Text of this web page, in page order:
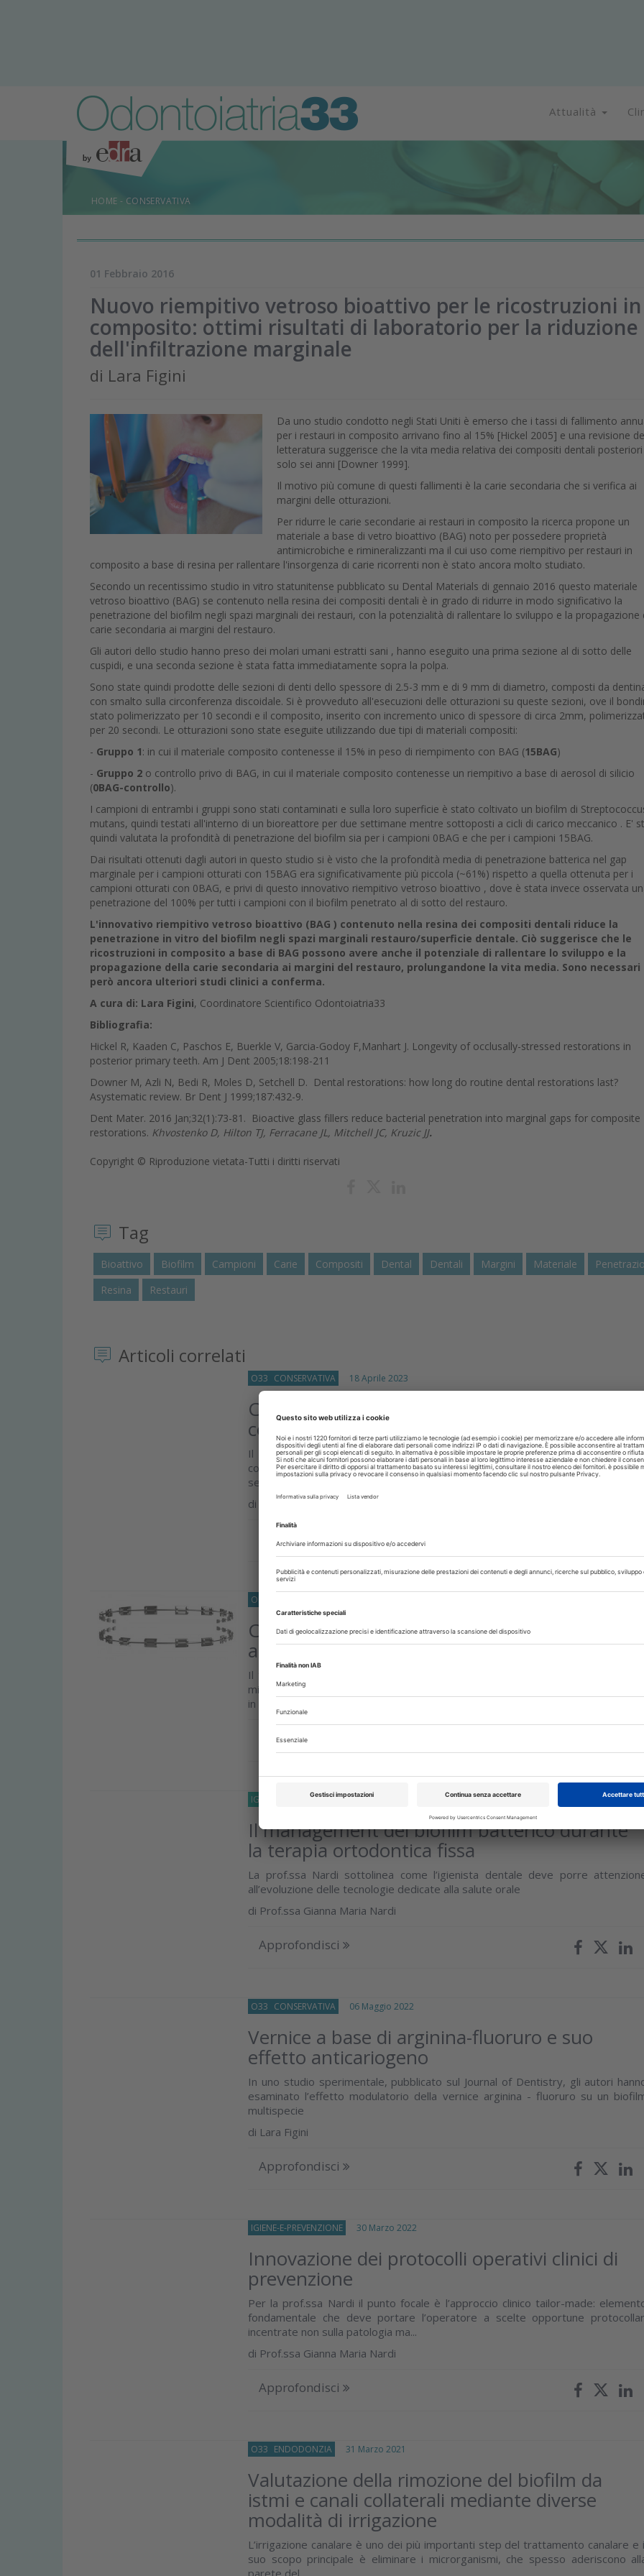
Attualità
HOME - CONSERVATIVA
01 Febbraio 2016
Nuovo riempitivo vetroso bioattivo per le ricostruzioni in
composito: ottimi risultati di laboratorio per la riduzione
dell'infiltrazione marginale
di Lara Figini
Da uno studio condotto negli Stati Uniti è emerso che i tassi di fallimento
per i restauri in composito arrivano fino al 15% [Hickel 2005] e una revisione
letteratura suggerisce che la vita media relativa dei compositi dentali
solo sei anni [Downer 1999].
Il motivo più comune di questi fallimenti è la carie secondaria che si verifica ai
margini delle otturazioni.
Per ridurre le carie secondarie ai restauri in composito la ricerca propone un
materiale a base di vetro bioattivo (BAG) noto per possedere proprietà
antimicrobiche e rimineralizzanti ma il cui uso come riempitivo per restauri in
composito a base di resina per rallentare l'insorgenza di carie ricorrenti non è stato ancora molto studiato.
Secondo un recentissimo studio in vitro statunitense pubblicato su Dental Materials di gennaio 2016 questo materiale
vetroso bioattivo (BAG) se contenuto nella resina dei compositi dentali è in grado di ridurre in modo significativo la
penetrazione del biofilm negli spazi marginali dei restauri, con la potenzialità di rallentare lo sviluppo e la propagazione
carie secondaria ai margini del restauro.
Gli autori dello studio hanno preso dei molari umani estratti sani , hanno eseguito una prima sezione al di sotto delle
cuspidi, e una seconda sezione è stata fatta immediatamente sopra la polpa.
Sono state quindi prodotte delle sezioni di denti dello spessore di 2.5-3 mm e di 9 mm di diametro, composti da
con smalto sulla circonferenza discoidale. Si è provveduto all'esecuzioni delle otturazioni su queste sezioni, ove il
stato polimerizzato per 10 secondi e il composito, inserito con incremento unico di spessore di circa 2mm,
per 20 secondi. Le otturazioni sono state eseguite utilizzando due tipi di materiali compositi:
- Gruppo 1: in cui il materiale composito contenesse il 15% in peso di riempimento con BAG (15BAG)
- Gruppo 2 o controllo privo di BAG, in cui il materiale composito contenesse un riempitivo a base di aerosol di silicio
(0BAG-controllo).
I campioni di entrambi i gruppi sono stati contaminati e sulla loro superficie è stato coltivato un biofilm di
mutans, quindi testati all'interno di un bioreattore per due settimane mentre sottoposti a cicli di carico meccanico . E'
quindi valutata la profondità di penetrazione del biofilm sia per i campioni 0BAG e che per i campioni 15BAG.
Dai risultati ottenuti dagli autori in questo studio si è visto che la profondità media di penetrazione batterica nel gap
marginale per i campioni otturati con 15BAG era significativamente più piccola (~61%) rispetto a quella ottenuta per i
campioni otturati con 0BAG, e privi di questo innovativo riempitivo vetroso bioattivo , dove è stata invece osservata
penetrazione del 100% per tutti i campioni con il biofilm penetrato al di sotto del restauro.
L'innovativo riempitivo vetroso bioattivo (BAG ) contenuto nella resina dei compositi dentali riduce la
penetrazione in vitro del biofilm negli spazi marginali restauro/superficie dentale. Ciò suggerisce che le
ricostruzioni in composito a base di BAG possono avere anche il potenziale di rallentare lo sviluppo e la
propagazione della carie secondaria ai margini del restauro, prolungandone la vita media. Sono necessari
però ancora ulteriori studi clinici a conferma.
A cura di: Lara Figini, Coordinatore Scientifico Odontoiatria33
Bibliografia:
Hickel R, Kaaden C, Paschos E, Buerkle V, Garcia-Godoy F,Manhart J. Longevity of occlusally-stressed restorations in
posterior primary teeth. Am J Dent 2005;18:198-211
Downer M, Azli N, Bedi R, Moles D, Setchell D. Dental restorations: how long do routine dental restorations last?
Asystematic review. Br Dent J 1999;187:432-9.
Dent Mater. 2016 Jan;32(1):73-81. Bioactive glass fillers reduce bacterial penetration into marginal gaps for composite
restorations. Khvostenko D, Hilton TJ, Ferracane JL, Mitchell JC, Kruzic JJ.
Copyright © Riproduzione vietata-Tutti i diritti riservati
Tag
Bioattivo Biofilm Campioni Carie Compositi Dental Dentali Margini Materiale
Resina
Restauri
Articoli correlati
O33 CONSERVATIVA 18 Aprile 2023
Carie radicolari: effetto dei dentifrici al fluoro
con e senza vetro F-bioattivo
Il vetro fosfosilicato di calcio fluoruro è un nuovo componente
contenente fluoruro a bassa concentrazione; incorporato nei
sembrerebbe aumentare la...
di
Approfondisci
ORTODONZIA-E-GNATOLOGIA
Cementazione di bande ortodontiche: un
agente bioattivo riduce carie e white spot
Il trattamento ortodontico è uno dei fattori che può cambiare l'equilibrio
micro flora orale, aumentando il rischio di carie dentale, gengivite e
in seguito...
Approfondisci
IGIENISTI-DENTALI 28 Gennaio 2026
Il management del biofilm batterico durante
la terapia ortodontica fissa
La prof.ssa Nardi sottolinea come l’igienista dentale deve porre
all’evoluzione delle tecnologie dedicate alla salute orale
di Prof.ssa Gianna Maria Nardi
Approfondisci
O33 CONSERVATIVA 06 Maggio 2022
Vernice a base di arginina-fluoruro e suo
effetto anticariogeno
In uno studio sperimentale, pubblicato sul Journal of Dentistry, gli autori
esaminato l’effetto modulatorio della vernice arginina - fluoruro su un
multispecie
di Lara Figini
Approfondisci
IGIENE-E-PREVENZIONE 30 Marzo 2022
Innovazione dei protocolli operativi clinici di
prevenzione
Per la prof.ssa Nardi il punto focale è l’approccio clinico tailor-made:
fondamentale che deve portare l’operatore a scelte opportune
incentrate non sulla patologia ma...
di Prof.ssa Gianna Maria Nardi
Approfondisci
O33 ENDODONZIA 31 Marzo 2021
Valutazione della rimozione del biofilm da
istmi e canali collaterali mediante diverse
modalità di irrigazione
L’irrigazione canalare è uno dei più importanti step del trattamento canalare e
suo scopo principale è eliminare i microrganismi, che spesso aderiscono